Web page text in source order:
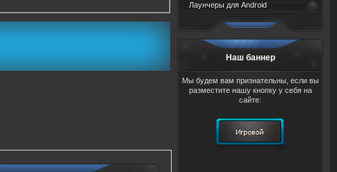
Лаунчеры для Android
Наш баннер
Мы будем вам признательны, если вы
разместите нашу кнопку у себя на
сайте: